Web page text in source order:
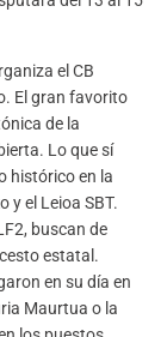
el CB
El gran favorito
de la
Lo que sí
histórico en la
y el Leioa SBT.
buscan de
estatal.
en su día en
Maurtua o la